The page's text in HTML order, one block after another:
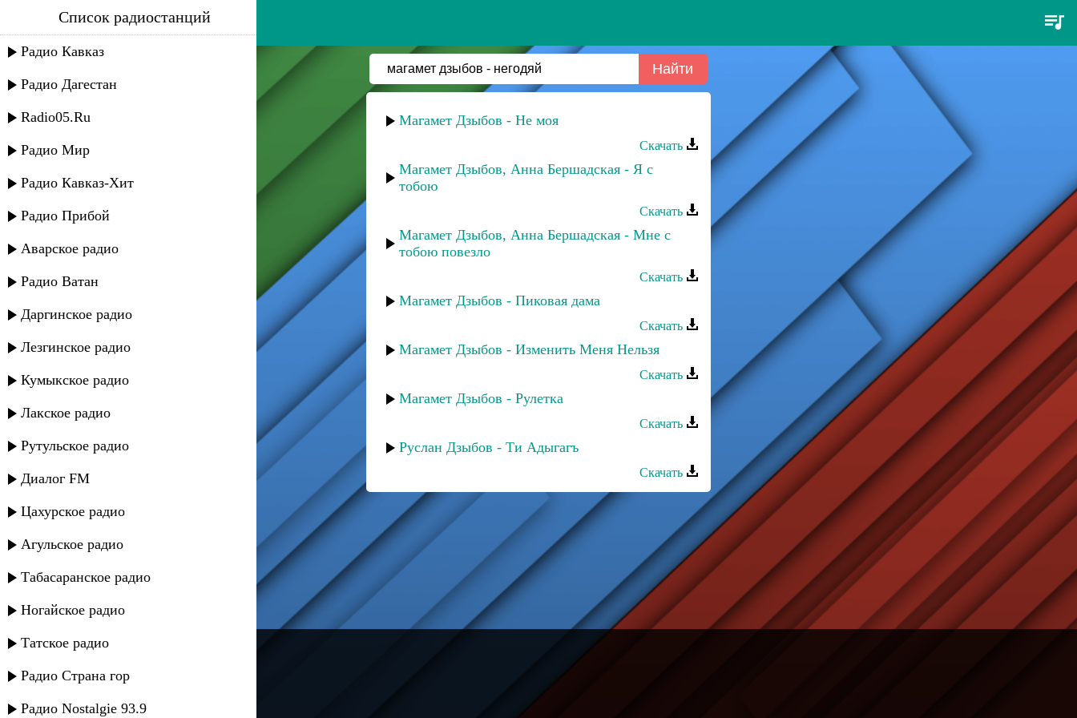
магамет дзыбов - негодяй
Список радиостанций
Радио Кавказ
Радио Дагестан
Radio05.Ru
Радио Мир
Радио Кавказ-Хит
Радио Прибой
Аварское радио
Радио Ватан
Даргинское радио
Лезгинское радио
Кумыкское радио
Лакское радио
Рутульское радио
Диалог FM
Цахурское радио
Агульское радио
Табасаранское радио
Ногайское радио
Татское радио
Радио Страна гор
Радио Nostalgie 93.9
Магамет Дзыбов - Не моя
Скачать
Магамет Дзыбов, Анна Бершадская - Я с
тобою
Скачать
Магамет Дзыбов, Анна Бершадская - Мне с
тобою повезло
Скачать
Магамет Дзыбов - Пиковая дама
Скачать
Магамет Дзыбов - Изменить Меня Нельзя
Скачать
Магамет Дзыбов - Рулетка
Скачать
Руслан Дзыбов - Ти Адыгагъ
Скачать
---
Русское радио